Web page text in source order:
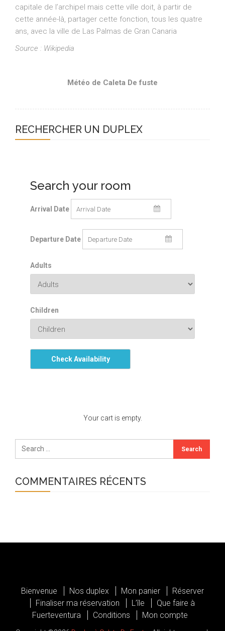
capitale de l’archipel mais cette ville doit, à partir de
cette année-là, partager cette fonction, tous les quatre
ans, avec la ville de Las Palmas de Gran Canaria
Source : Wikipedia
Météo de Caleta De fuste
RECHERCHER UN DUPLEX
Search your room
Arrival Date
Departure Date
Adults
Children
Check Availability
Your cart is empty.
COMMENTAIRES RÉCENTS
Bienvenue Nos duplex Mon panier
Réserver
Finaliser ma réservation
L’île
Que faire à
Fuerteventura
Conditions Mon compte